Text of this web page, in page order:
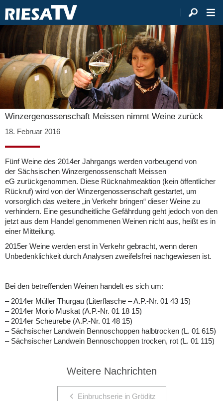
Winzergenossenschaft Meissen nimmt Weine zurück
18. Februar 2016
Fünf Weine des 2014er Jahrgangs werden vorbeugend von
der Sächsischen Winzergenossenschaft Meissen
eG zurückgenommen. Diese Rücknahmeaktion (kein öffentlicher
Rückruf) wird von der Winzergenossenschaft gestartet, um
vorsorglich das weitere „in Verkehr bringen“ dieser Weine zu
verhindern. Eine gesundheitliche Gefährdung geht jedoch von den
jetzt aus dem Handel genommenen Weinen nicht aus, heißt es in
einer Mitteilung.
2015er Weine werden erst in Verkehr gebracht, wenn deren
Unbedenklichkeit durch Analysen zweifelsfrei nachgewiesen ist.
Bei den betreffenden Weinen handelt es sich um:
– 2014er Müller Thurgau (Literflasche – A.P.-Nr. 01 43 15)
– 2014er Morio Muskat (A.P.-Nr. 01 18 15)
– 2014er Scheurebe (A.P.-Nr. 01 48 15)
– Sächsischer Landwein Bennoschoppen halbtrocken (L. 01 615)
– Sächsischer Landwein Bennoschoppen trocken, rot (L. 01 115)
Weitere Nachrichten
Einbruchserie in Gröditz